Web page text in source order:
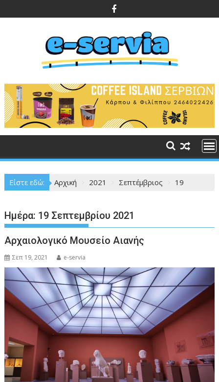
στο
Είστε εδώ: Αρχική 2021 Σεπτέμβριος 19
Ημέρα: 19 Σεπτεμβρίου 2021
Αρχαιολογικό Μουσείο Αιανής
Σεπ 19, 2021 e-servia